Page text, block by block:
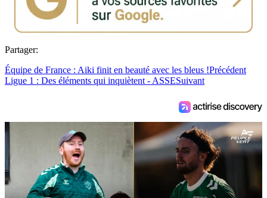
Partager:
Équipe de France : Aiki finit en beauté avec les bleus !Précédent
Ligue 1 : Des éléments qui inquiètent - ASSESuivant